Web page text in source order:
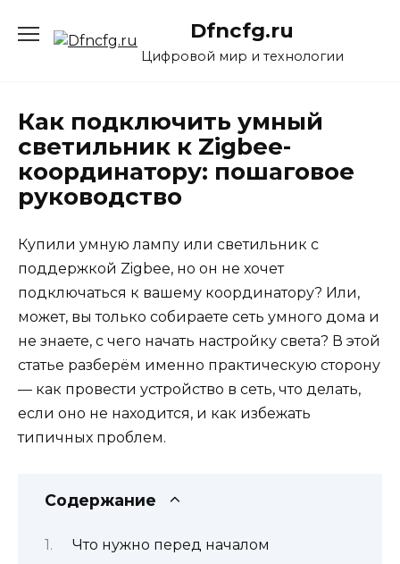
содержанию
Dfncfg.ru
Цифровой мир и технологии
Как подключить умный
светильник к Zigbee-
координатору: пошаговое
руководство
Купили умную лампу или светильник с
поддержкой Zigbee, но он не хочет
подключаться к вашему координатору? Или,
может, вы только собираете сеть умного дома и
не знаете, с чего начать настройку света? В этой
статье разберём именно практическую сторону
— как провести устройство в сеть, что делать,
если оно не находится, и как избежать
типичных проблем.
Содержание
Что нужно перед началом